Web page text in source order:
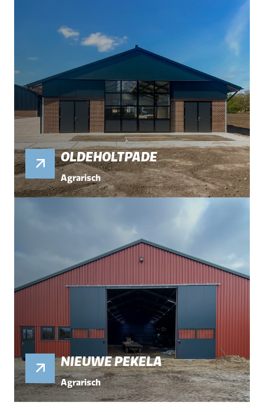
OLDEHOLTPADE
Agrarisch
NIEUWE PEKELA
Agrarisch